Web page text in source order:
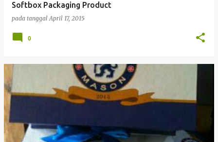
Softbox Packaging Product
pada tanggalApril 17, 2015
0